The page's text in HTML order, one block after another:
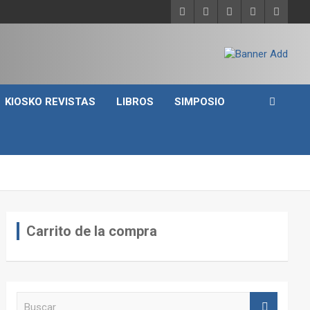
KIOSKO REVISTAS LIBROS SIMPOSIO
Carrito de la compra